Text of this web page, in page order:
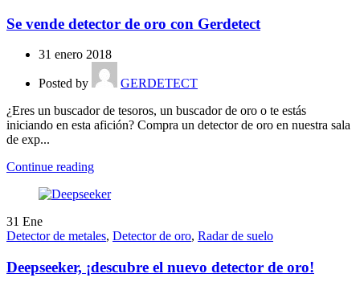
Se vende detector de oro con Gerdetect
31 enero 2018
Posted by
GERDETECT
¿Eres un buscador de tesoros, un buscador de oro o te estás
iniciando en esta afición? Compra un detector de oro en nuestra sala
de exp...
Continue reading
31 Ene
Detector de metales, Detector de oro, Radar de suelo
Deepseeker, ¡descubre el nuevo detector de oro!